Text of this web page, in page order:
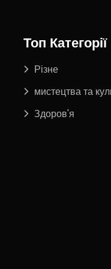
Топ Категорії
Різне
мистецтва та
Здоров'я